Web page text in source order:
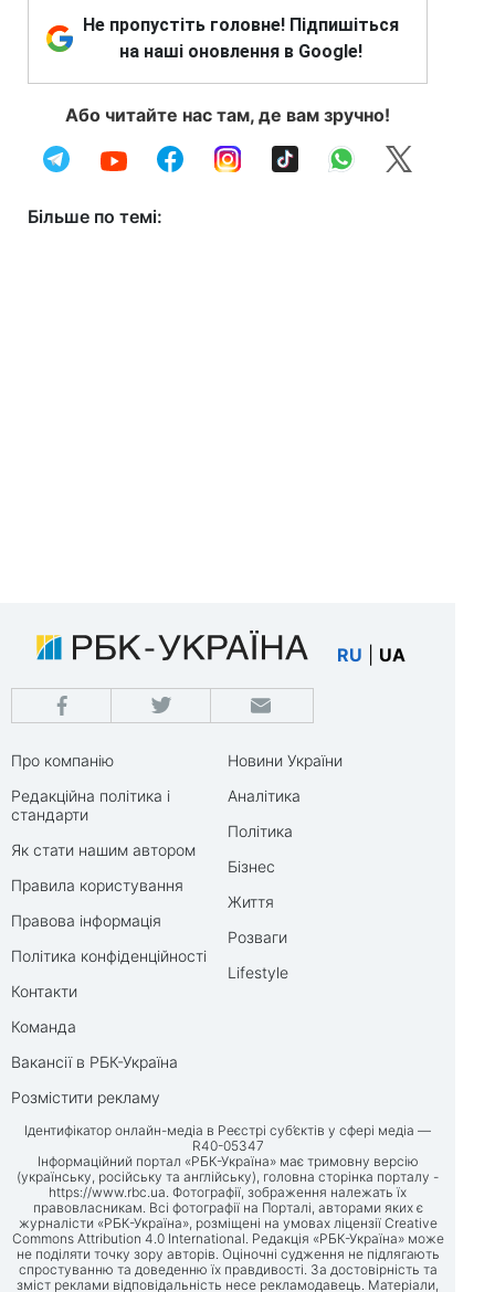
Не пропустіть головне! Підпишіться
на наші оновлення в Google!
Або читайте нас там, де вам зручно!
Більше по темі:
RU UA
Про компанію
Редакційна політика і
стандарти
Як стати нашим автором
Правила користування
Правова інформація
Політика конфіденційності
Контакти
Команда
Вакансії в РБК-Україна
Розмістити рекламу
Новини України
Аналітика
Політика
Бізнес
Життя
Розваги
Lifestyle
Ідентифікатор онлайн-медіа в Реєстрі суб’єктів у сфері медіа —
R40-05347
Інформаційний портал «РБК-Україна» має тримовну версію
(українську, російську та англійську), головна сторінка порталу -
https://www.rbc.ua. Фотографії, зображення належать їх
правовласникам. Всі фотографії на Порталі, авторами яких є
журналісти «РБК-Україна», розміщені на умовах ліцензії Creative
Commons Attribution 4.0 International. Редакція «РБК-Україна» може
не поділяти точку зору авторів. Оціночні судження не підлягають
спростуванню та доведенню їх правдивості. За достовірність та
зміст реклами відповідальність несе рекламодавець. Матеріали,